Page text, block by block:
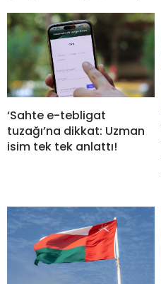
‘Sahte e-tebligat
tuzağı’na dikkat: Uzman
isim tek tek anlattı!